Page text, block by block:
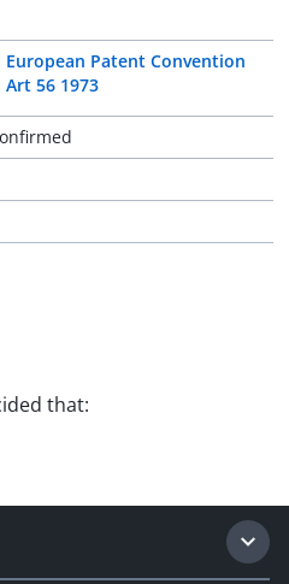
European Patent Convention
Art 56 1973
that: